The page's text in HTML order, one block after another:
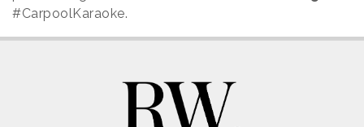
#CarpoolKaraoke.